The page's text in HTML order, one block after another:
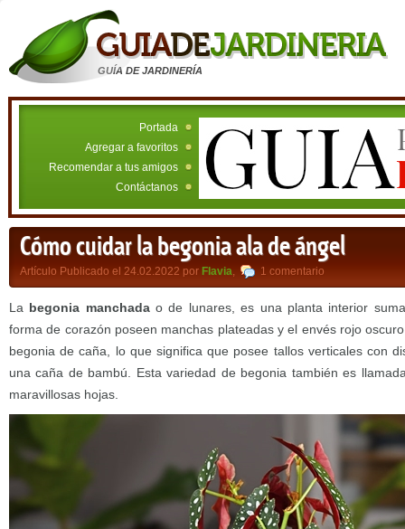
GUÍA DE JARDINERÍA
Portada
Agregar a favoritos
Recomendar a tus amigos
Contáctanos
Cómo cuidar la begonia ala de ángel
Artículo Publicado el 24.02.2022 por Flavia, 1 comentario
La begonia manchadao de lunares, es una planta interior
forma de corazón poseen manchas plateadas y el envés rojo
begonia de caña, lo que significa que posee tallos verticales con
una caña de bambú. Esta variedad de begonia también es
maravillosas hojas.